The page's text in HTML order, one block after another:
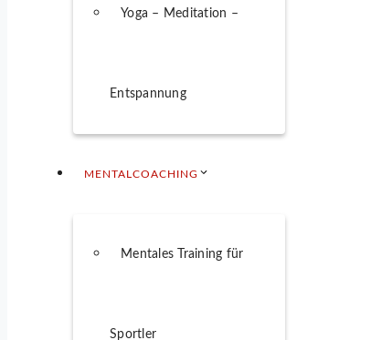
Yoga – Meditation –
Entspannung
MENTALCOACHING
Mentales Training für
Sportler